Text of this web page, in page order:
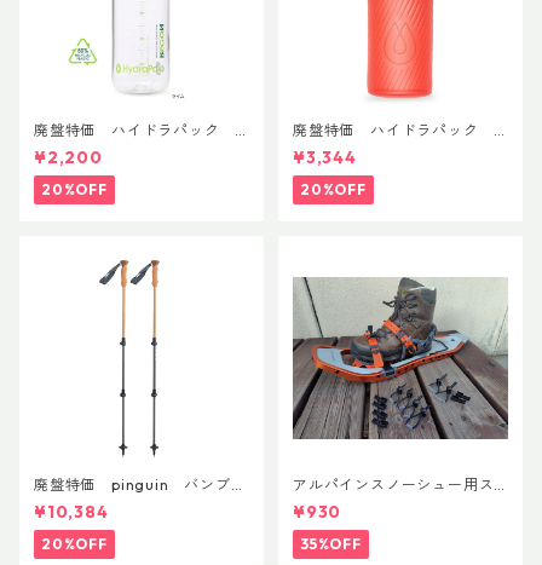
廃盤特価 ハイドラパック
リーコン ツイスト＆シップ 50
0ml
¥2,200
20%OFF
廃盤特価 ハイドラパック
フラックス 750ml
¥3,344
20%OFF
廃盤特価 pinguin バンブー
FLフォーム(ペア)
¥10,384
20%OFF
アルパインスノーシュー用ス
トラップキャッチ(ペア)
¥930
35%OFF